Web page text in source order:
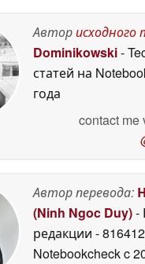
евро с китайскими
технологиями
изменить
ситуацию?09 June 2026
Авторисходного
Dominikowski-
статей на
года
contact me
Автор перевода:
(Ninh Ngoc Duy)-
редакции -
Notebookcheckc